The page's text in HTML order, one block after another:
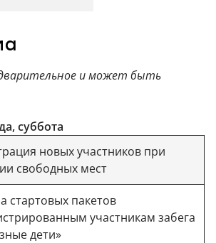
и может быть
суббота
новых участников при
свободных мест
стартовых пакетов
участникам забега
дети»
можно в месте
можно в месте